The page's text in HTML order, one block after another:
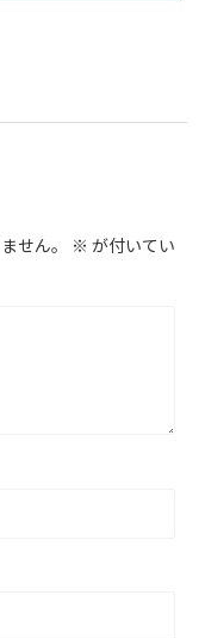
せん。 ※ が付いてい